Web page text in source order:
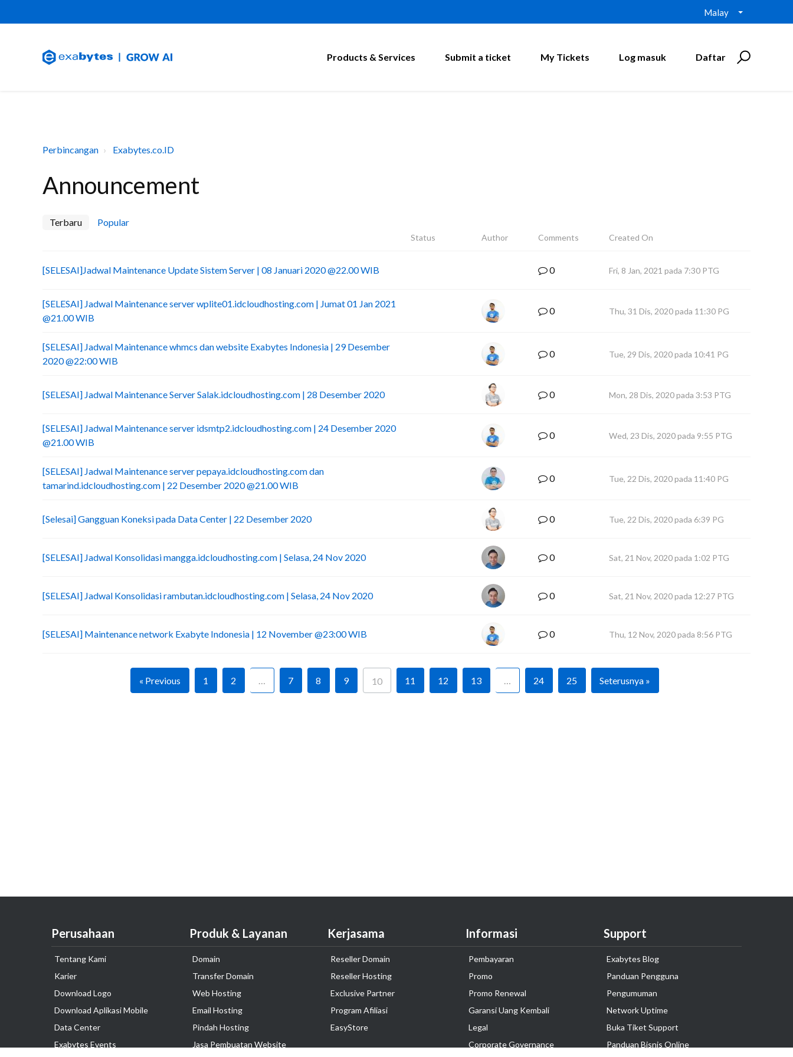
Malay
Products & Services Submit a ticket My Tickets Log masuk Daftar
Perbincangan Exabytes.co.ID
Announcement
Terbaru Popular
Status Author Comments Created On
[SELESAI]Jadwal Maintenance Update Sistem Server | 08 Januari 2020 @22.00 WIB 0 Fri, 8 Jan, 2021 pada 7:30 PTG
[SELESAI] Jadwal Maintenance server wplite01.idcloudhosting.com | Jumat 01 Jan 2021
@21.00 WIB
0 Thu, 31 Dis, 2020 pada 11:30 PG
[SELESAI] Jadwal Maintenance whmcs dan website Exabytes Indonesia | 29 Desember
2020 @22:00 WIB
0 Tue, 29 Dis, 2020 pada 10:41 PG
[SELESAI] Jadwal Maintenance Server Salak.idcloudhosting.com | 28 Desember 2020 0 Mon, 28 Dis, 2020 pada 3:53 PTG
[SELESAI] Jadwal Maintenance server idsmtp2.idcloudhosting.com | 24 Desember 2020
@21.00 WIB
0 Wed, 23 Dis, 2020 pada 9:55 PTG
[SELESAI] Jadwal Maintenance server pepaya.idcloudhosting.com dan
tamarind.idcloudhosting.com | 22 Desember 2020 @21.00 WIB
0 Tue, 22 Dis, 2020 pada 11:40 PG
[Selesai] Gangguan Koneksi pada Data Center | 22 Desember 2020 0 Tue, 22 Dis, 2020 pada 6:39 PG
[SELESAI] Jadwal Konsolidasi mangga.idcloudhosting.com | Selasa, 24 Nov 2020 0 Sat, 21 Nov, 2020 pada 1:02 PTG
[SELESAI] Jadwal Konsolidasi rambutan.idcloudhosting.com | Selasa, 24 Nov 2020 0 Sat, 21 Nov, 2020 pada 12:27 PTG
[SELESAI] Maintenance network Exabyte Indonesia | 12 November @23:00 WIB 0 Thu, 12 Nov, 2020 pada 8:56 PTG
« Previous 1 2 … 7 8 9 10 11 12 13 … 24 25 Seterusnya »
Perusahaan
Tentang Kami
Karier
Download Logo
Download Aplikasi Mobile
Data Center
Exabytes Events
Produk & Layanan
Domain
Transfer Domain
Web Hosting
Email Hosting
Pindah Hosting
Jasa Pembuatan Website
Kerjasama
Reseller Domain
Reseller Hosting
Exclusive Partner
Program Afiliasi
EasyStore
Informasi
Pembayaran
Promo
Promo Renewal
Garansi Uang Kembali
Legal
Corporate Governance
Support
Exabytes Blog
Panduan Pengguna
Pengumuman
Network Uptime
Buka Tiket Support
Panduan Bisnis Online